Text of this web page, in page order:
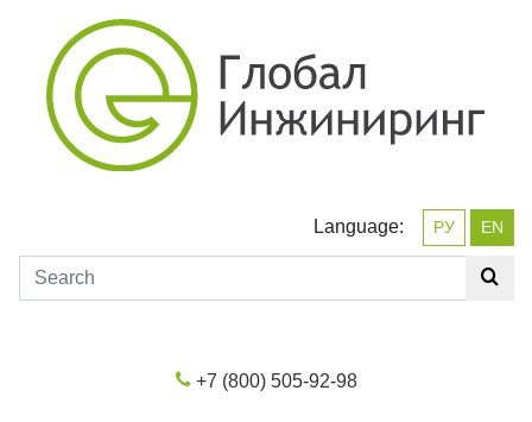
Language: РУ EN
+7 (800) 505-92-98